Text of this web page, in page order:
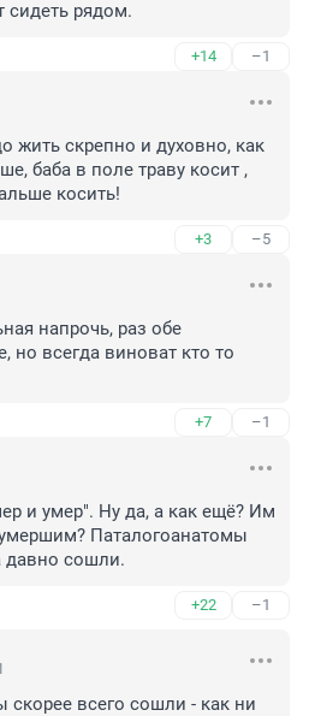
сидеть рядом.
+14 –1
жить скрепно и духовно, как
баба в поле траву косит ,
косить!
+3 –5
напрочь, раз обе
но всегда виноват кто то
+7 –1
и умер". Ну да, а как ещё? Им
Паталогоанатомы
давно сошли.
+22 –1
скорее всего сошли - как ни